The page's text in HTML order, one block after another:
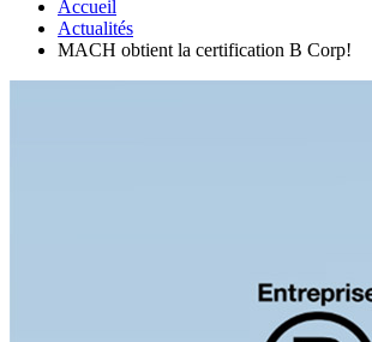
Accueil
Actualités
MACH obtient la certification B Corp!